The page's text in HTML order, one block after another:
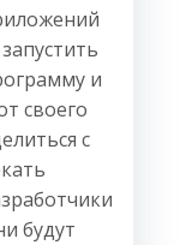
и
своего
с
будут